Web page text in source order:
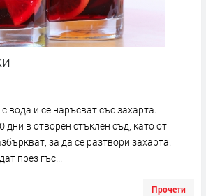
вода и се наръсват със захарта.
дни в отворен стъклен съд, като от
за да се разтвори захарта.
през гъс...
Прочети